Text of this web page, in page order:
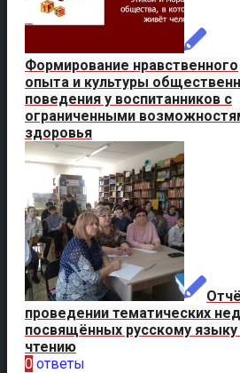
Формирование нравственного
опыта и культуры
поведения у воспитанников с
ограниченными
здоровья
проведении тематических
посвящённых русскому языку
чтению
0 ответы